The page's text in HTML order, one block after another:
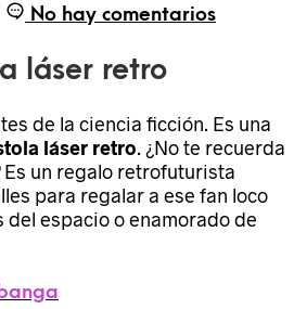
No hay comentarios
láser retro
de la ciencia ficción. Es una
láser retro. ¿No te recuerda
Es un regalo retrofuturista
para regalar a ese fan loco
espacio o enamorado de